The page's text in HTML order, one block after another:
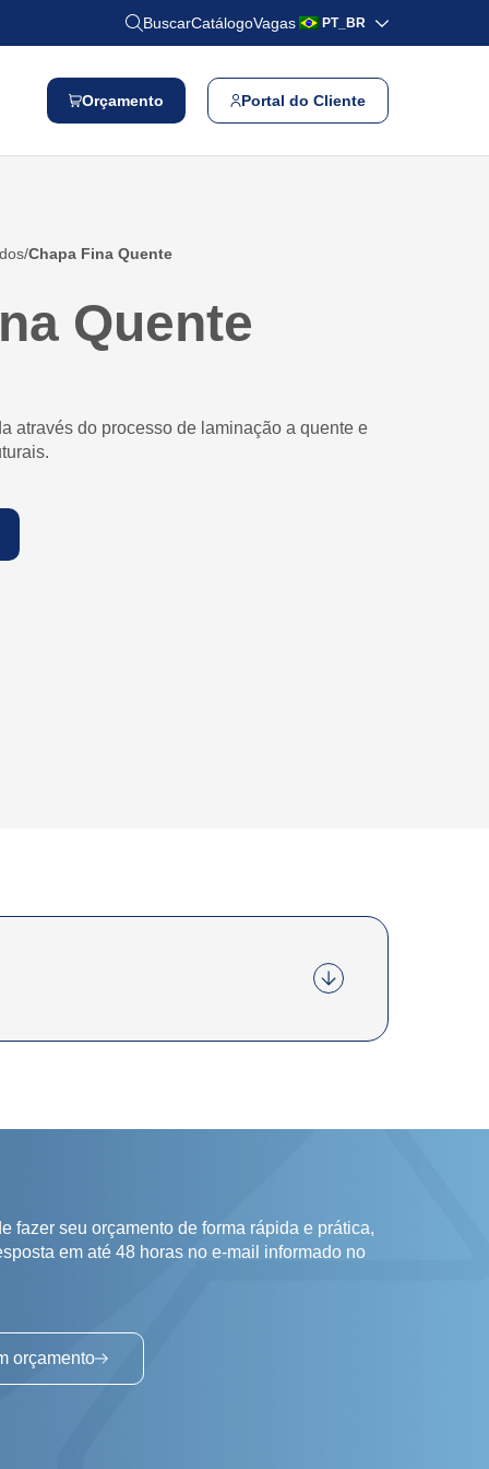
BuscarCatálogoVagas PT_BR
Orçamento Portal do Cliente
Chapa Fina Quente
Quente
através do processo de laminação a quente e
fazer seu orçamento de forma rápida e prática,
em até 48 horas no e-mail informado no
orçamento